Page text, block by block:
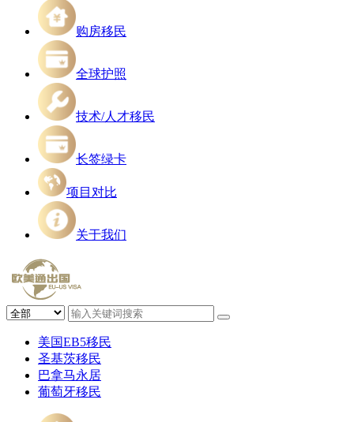
购房移民
全球护照
技术/人才移民
长签绿卡
项目对比
关于我们
美国EB5移民
圣基茨移民
巴拿马永居
葡萄牙移民